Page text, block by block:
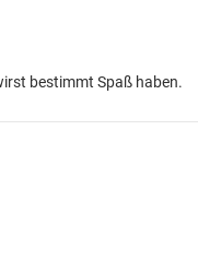
bestimmt Spaß haben.